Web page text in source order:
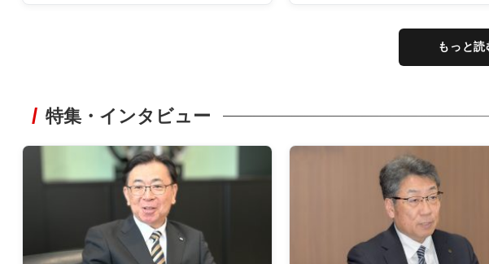
もっと読
特集・インタビュー